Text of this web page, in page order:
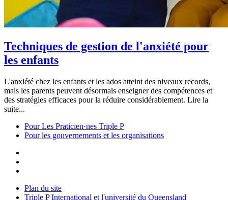
Techniques de gestion de l'anxiété pour
les enfants
L'anxiété chez les enfants et les ados atteint des niveaux records,
mais les parents peuvent désormais enseigner des compétences et
des stratégies efficaces pour la réduire considérablement. Lire la
suite...
Pour Les Praticien·nes Triple P
Pour les gouvernements et les organisations
Plan du site
Triple P International et l'université du Queensland